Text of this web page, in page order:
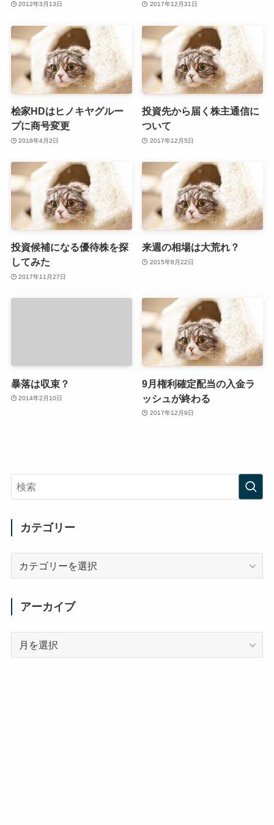
2012年3月13日 2017年12月31日
桧家HDはヒノキヤグルー
プに商号変更
2018年4月2日
投資先から届く株主通信に
ついて
2017年12月5日
投資候補になる優待株を探
してみた
2017年11月27日
来週の相場は大荒れ？
2015年8月22日
暴落は収束？
2014年2月10日
9月権利確定配当の入金ラ
ッシュが終わる
2017年12月9日
カテゴリー
アーカイブ